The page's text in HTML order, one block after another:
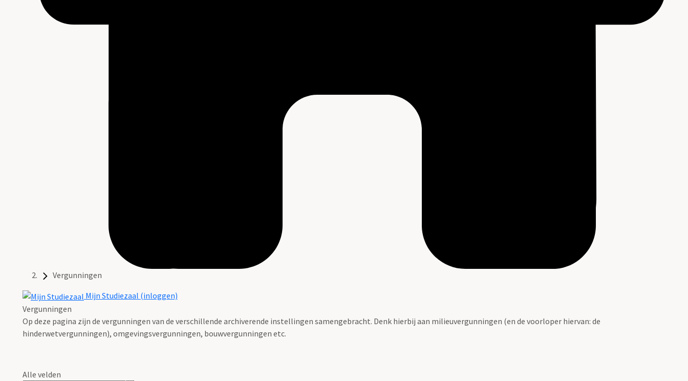
Vergunningen
Mijn Studiezaal (inloggen)
Vergunningen
Op deze pagina zijn de vergunningen van de verschillende archiverende instellingen samengebracht. Denk hierbij aan milieuvergunningen (en de voorloper hiervan: de
hinderwetvergunningen), omgevingsvergunningen, bouwvergunningen etc.
Alle velden